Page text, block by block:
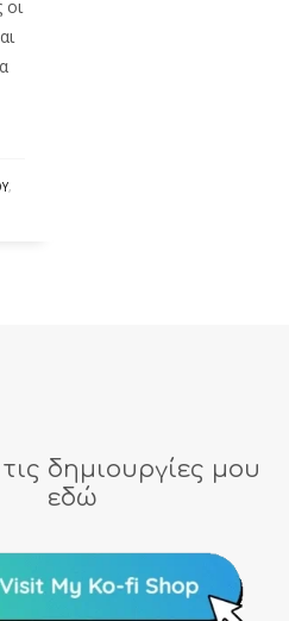
,
δημιουργίες μου
εδώ